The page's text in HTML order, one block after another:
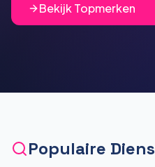
Bekijk Topmerken
Populaire